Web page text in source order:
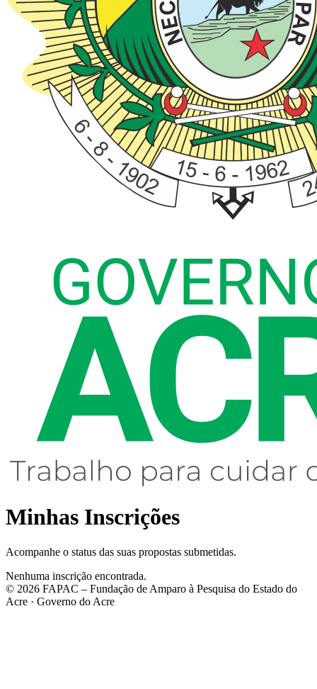
Minhas Inscrições
Acompanhe o status das suas propostas submetidas.
Nenhuma inscrição encontrada.
© 2026 FAPAC – Fundação de Amparo à Pesquisa do Estado do
Acre · Governo do Acre